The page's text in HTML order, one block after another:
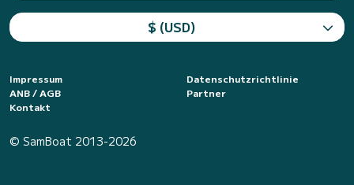
$ (USD)
Impressum
Datenschutzrichtlinie
ANB / AGB
Partner
Kontakt
© SamBoat 2013-2026